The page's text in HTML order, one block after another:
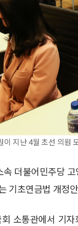
지난 4월 초선 의원
더불어민주당
기초연금법 개정
소통관에서 기